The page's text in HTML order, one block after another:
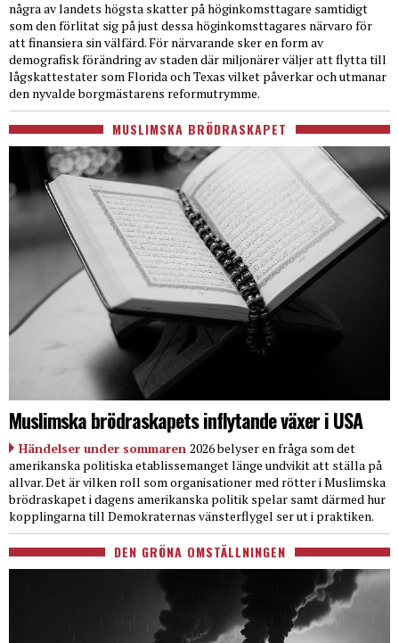
några av landets högsta skatter på höginkomsttagare samtidigt
som den förlitat sig på just dessa höginkomsttagares närvaro för
att finansiera sin välfärd. För närvarande sker en form av
demografisk förändring av staden där miljonärer väljer att flytta till
lågskattestater som Florida och Texas vilket påverkar och utmanar
den nyvalde borgmästarens reformutrymme.
MUSLIMSKA BRÖDRASKAPET
Muslimska brödraskapets inflytande växer i USA
Händelser under sommaren 2026 belyser en fråga som det
amerikanska politiska etablissemanget länge undvikit att ställa på
allvar. Det är vilken roll som organisationer med rötter i Muslimska
brödraskapet i dagens amerikanska politik spelar samt därmed hur
kopplingarna till Demokraternas vänsterflygel ser ut i praktiken.
DEN GRÖNA OMSTÄLLNINGEN